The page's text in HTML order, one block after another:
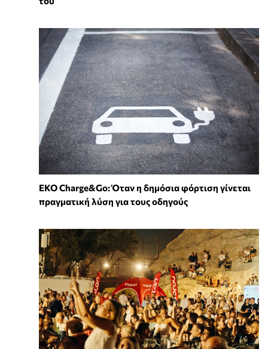
EKO Charge&Go: Όταν η δημόσια φόρτιση γίνεται
πραγματική λύση για τους οδηγούς